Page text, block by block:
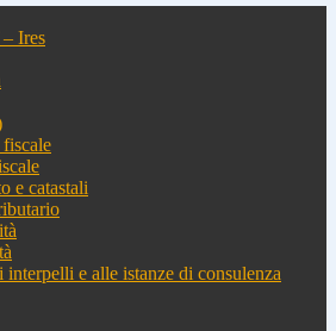
Ires
fiscale
e catastali
interpelli e alle istanze di consulenza